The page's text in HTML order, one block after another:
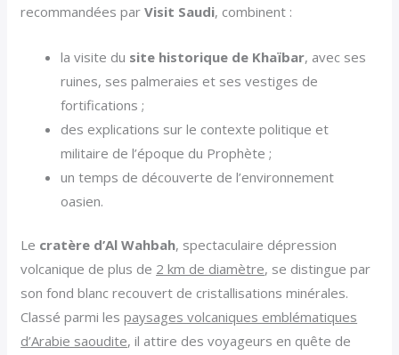
recommandées parVisit Saudi, combinent :
la visite du site historique de Khaïbar, avec ses
ruines, ses palmeraies et ses vestiges de
fortifications ;
des explications sur le contexte politique et
militaire de l’époque du Prophète ;
un temps de découverte de l’environnement
oasien.
Le cratère d’Al Wahbah, spectaculaire dépression
volcanique de plus de 2 km de diamètre, se distingue par
son fond blanc recouvert de cristallisations minérales.
Classé parmi lespaysages volcaniques emblématiques
d’Arabie saoudite, il attire des voyageurs en quête de